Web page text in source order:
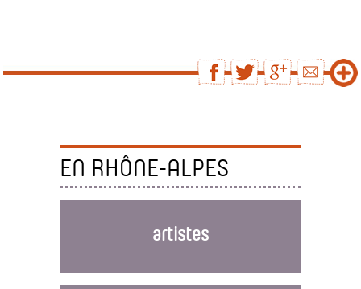
EN RHÔNE-ALPES
artistes